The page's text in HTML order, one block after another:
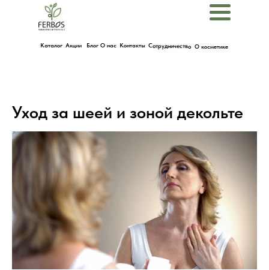
Каталог Акции Блог О нас Контакты Сотрудничество О косметике
Уход за шеей и зоной декольте